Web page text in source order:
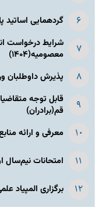
گردهمایی اساتید
شرایط درخواست
معصومیه(۱۴۰۴)
پذیرش داوطلبان ورود
قابل توجه
قم(برادران)
معرفی و ارائه
امتحانات نیم‌سال اول
برگزاری المپیاد